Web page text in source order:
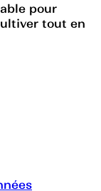
pour
tout en